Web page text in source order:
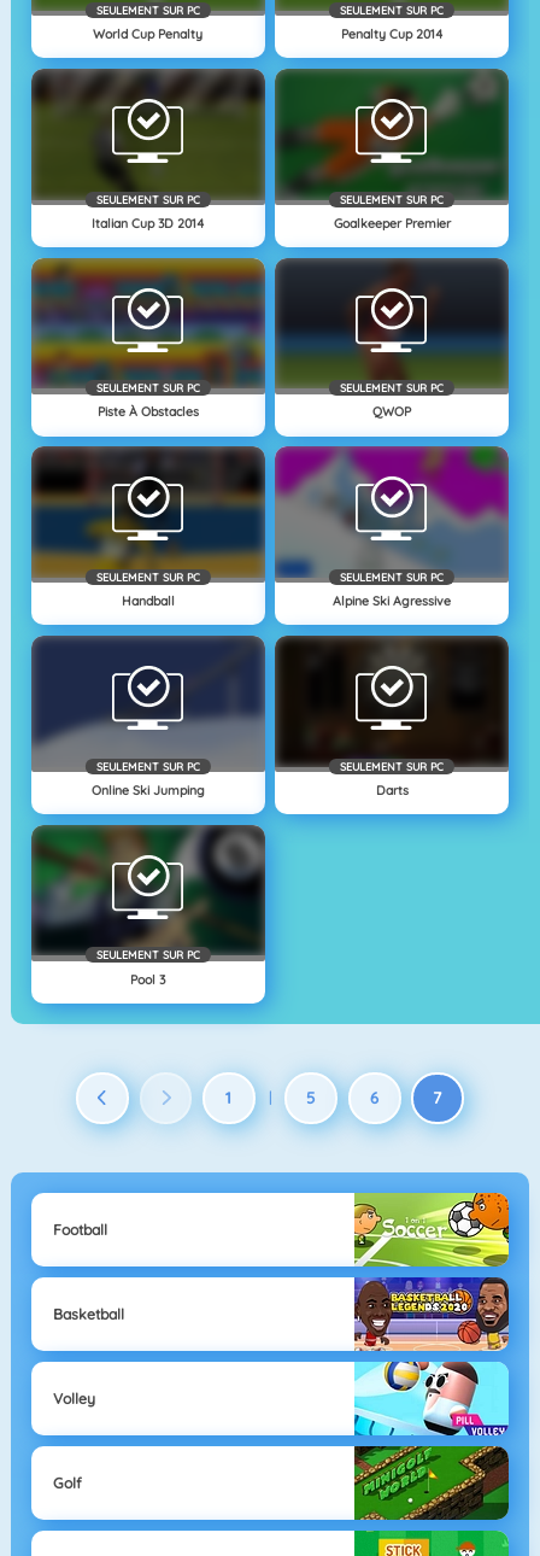
SEULEMENT SUR PC
World Cup Penalty
SEULEMENT SUR PC
Penalty Cup 2014
SEULEMENT SUR PC
Italian Cup 3D 2014
SEULEMENT SUR PC
Goalkeeper Premier
SEULEMENT SUR PC
Piste À Obstacles
SEULEMENT SUR PC
QWOP
SEULEMENT SUR PC
Handball
SEULEMENT SUR PC
Alpine Ski Agressive
SEULEMENT SUR PC
Online Ski Jumping
SEULEMENT SUR PC
Darts
SEULEMENT SUR PC
Pool 3
1 | 5 6 7
Football
Basketball
Volley
Golf